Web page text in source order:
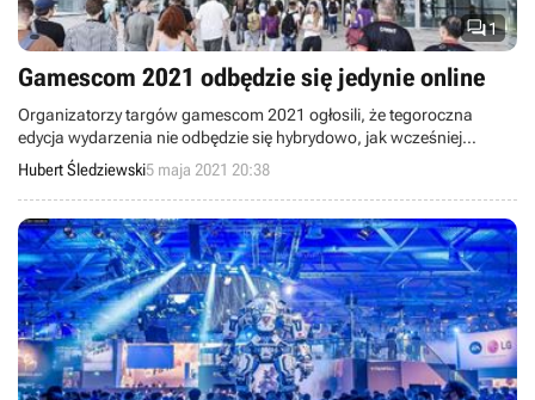
1
Gamescom 2021 odbędzie się jedynie online
Organizatorzy targów gamescom 2021 ogłosili, że tegoroczna
edycja wydarzenia nie odbędzie się hybrydowo, jak wcześniej
planowano, tylko w całości online.
Hubert Śledziewski5 maja 2021 20:38